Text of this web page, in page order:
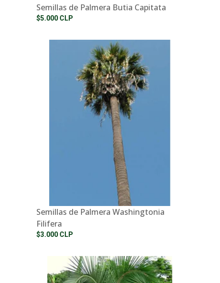
Semillas de Palmera Butia Capitata
$5.000 CLP
Semillas de Palmera Washingtonia
Filifera
$3.000 CLP